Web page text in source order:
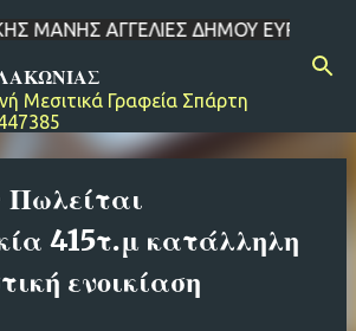
στο κύριο περιεχόμενο
ΔΗΜΟΥ ΕΥΡΩΤΑ ΑΓΓΕΛΙΕΣ
Μεσιτικά Γραφεία Σπάρτη
415τ.μ κατάλληλη
ενοικίαση